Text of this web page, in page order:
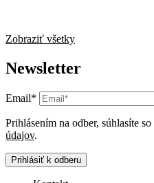
Zobraziť všetky
Newsletter
Email*
Prihlásením na odber, súhlasíte so
údajov.
Prihlásiť k odberu